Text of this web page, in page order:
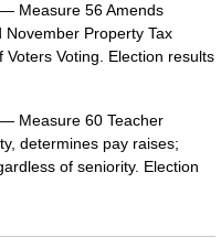
— Measure 56 Amends
Property Tax
Voting. Election results
— Measure 60 Teacher
determines pay raises;
of seniority. Election